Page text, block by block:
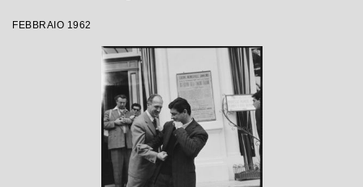
FEBBRAIO 1962